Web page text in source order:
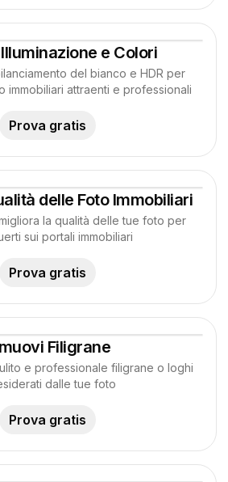
e Colori
del bianco e HDR per
immobiliari attraenti e professionali
Prova gratis
delle Foto Immobiliari
la qualità delle tue foto per
sui portali immobiliari
Prova gratis
Filigrane
e professionale filigrane o loghi
dalle tue foto
Prova gratis